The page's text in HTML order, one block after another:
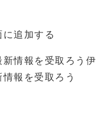
追加する
情報を受取ろう 伊
報を受取ろう